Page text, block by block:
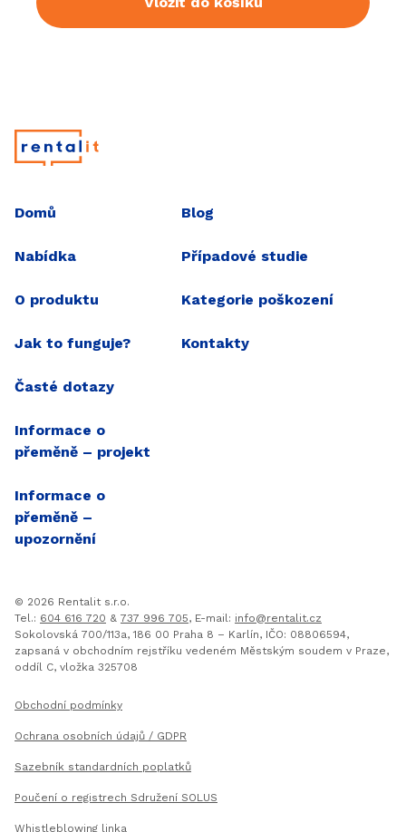
Hlavní menu
Domů
Nabídka
O produktu
Jak to funguje?
Časté dotazy
Blog
Případové studie
Kategorie poškození
Kontakty
Projekt přeměny
Informace o
přeměně – projekt
Informace o
přeměně –
upozornění
© 2026 Rentalit s.r.o.
Tel.: 604 616 720 & 737 996 705, E-mail: info@rentalit.cz
Sokolovská 700/113a, 186 00 Praha 8 – Karlín, IČO: 08806594,
zapsaná v obchodním rejstříku vedeném Městským soudem v Praze,
oddíl C, vložka 325708
Užitečné dokumenty
Obchodní podmínky
Ochrana osobních údajů / GDPR
Sazebník standardních poplatků
Poučení o registrech Sdružení SOLUS
Whistleblowing linka